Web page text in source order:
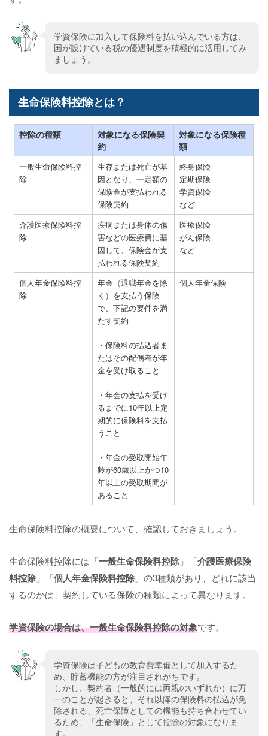
学資保険に加入して保険料を払い込んでいる方は、
国が設けている税の優遇制度を積極的に活用してみ
ましょう。
生命保険料控除とは？
控除の種類
対象になる保険契
約
対象になる保険種
類
一般生命保険料控
除
生存または死亡が基
因となり、一定額の
保険金が支払われる
保険契約
終身保険
定期保険
学資保険
など
介護医療保険料控
除
疾病または身体の傷
害などの医療費に基
因して、保険金が支
払われる保険契約
医療保険
がん保険
など
個人年金保険料控
除
年金（退職年金を除
く）を支払う保険
で、下記の要件を満
たす契約
・保険料の払込者ま
たはその配偶者が年
金を受け取ること
・年金の支払を受け
るまでに10年以上定
期的に保険料を支払
うこと
・年金の受取開始年
齢が60歳以上かつ10
年以上の受取期間が
あること
個人年金保険
生命保険料控除の概要について、確認しておきましょう。
生命保険料控除には「一般生命保険料控除 」「介護医療保険
料控除 」「個人年金保険料控除 」の3種類があり、どれに該当
するのかは、契約している保険の種類によって異なります。
学資保険の場合は、一般生命保険料控除の対象です。
学資保険は子どもの教育費準備として加入するた
め、貯蓄機能の方が注目されがちです。
しかし、契約者（一般的には両親のいずれか）に万
一のことが起きると、それ以降の保険料の払込が免
除される、死亡保障としての機能も持ち合わせてい
るため、「生命保険」として控除の対象になりま
す。